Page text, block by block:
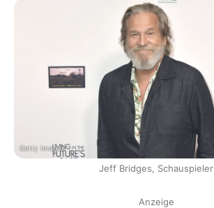
Getty Images
Jeff Bridges, Schauspieler
Anzeige